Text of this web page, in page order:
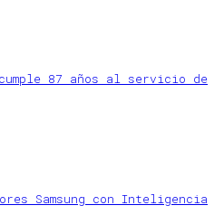
87 años al servicio de
Samsung con Inteligencia